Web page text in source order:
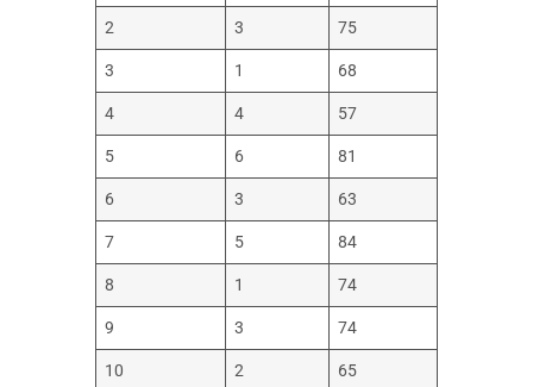
2 3 75
3 1 68
4 4 57
5 6 81
6 3 63
7 5 84
8 1 74
9 3 74
10 2 65